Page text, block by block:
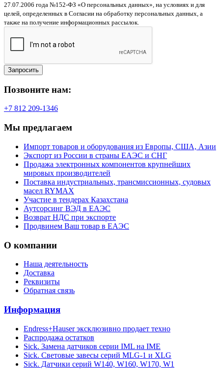
27.07.2006 года №152-ФЗ «О персональных данных», на условиях и для
целей, определенных в Согласии на обработку персональных данных, а
также на получение информационных рассылок.
Запросить
Позвоните нам:
+7 812 209-1346
Мы предлагаем
Импорт товаров и оборудования из Европы, США, Азии
Экспорт из России в страны ЕАЭС и СНГ
Продажа электронных компонентов крупнейших
мировых производителей
Поставка индустриальных, трансмиссионных, судовых
масел RYMAX
Участие в тендерах Казахстана
Аутсорсинг ВЭД в ЕАЭС
Возврат НДС при экспорте
Продвинем Ваш товар в ЕАЭС
О компании
Наша деятельность
Доставка
Реквизиты
Обратная связь
Информация
Endress+Hauser эксклюзивно продает техно
Распродажа остатков
Sick. Замена датчиков серии IML на IME
Sick. Световые завесы серий MLG-1 и XLG
Sick. Датчики серий W140, W160, W170, W1